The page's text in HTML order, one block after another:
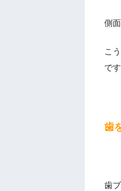
側
こ
です
歯
歯